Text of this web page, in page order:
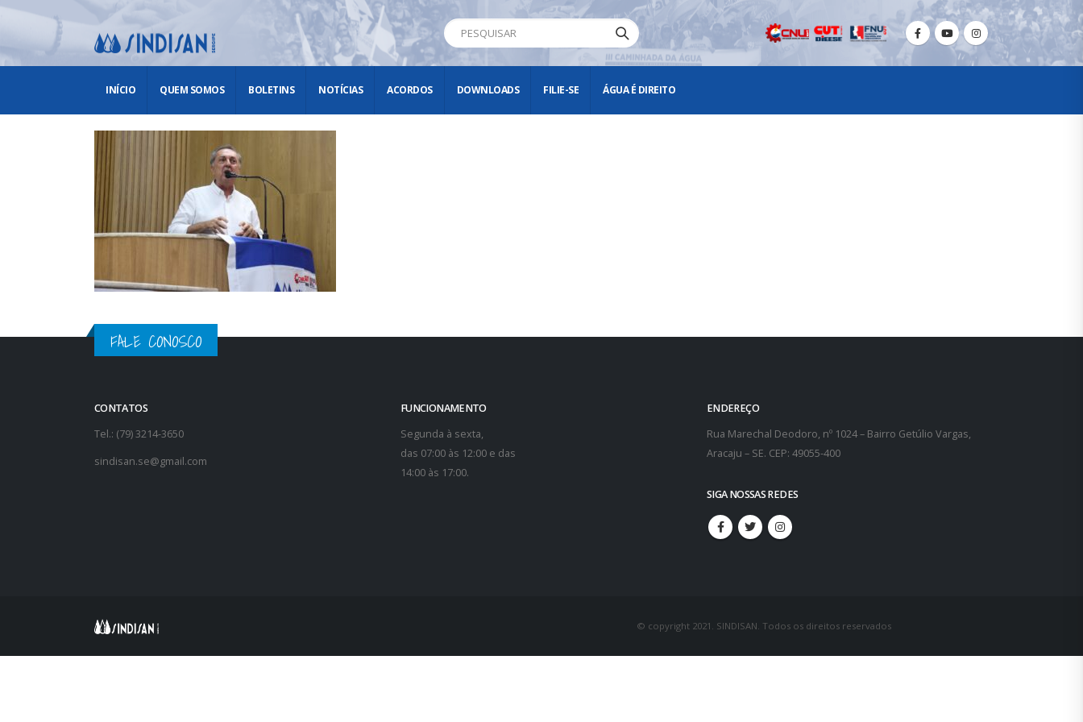
INÍCIO QUEM SOMOS BOLETINS NOTÍCIAS ACORDOS DOWNLOADS FILIE-SE ÁGUA É DIREITO
FALE CONOSCO
CONTATOS
Tel.: (79) 3214-3650
sindisan.se@gmail.com
FUNCIONAMENTO
Segunda à sexta,
das 07:00 às 12:00 e das
14:00 às 17:00.
ENDEREÇO
Rua Marechal Deodoro, nº 1024 – Bairro Getúlio Vargas,
Aracaju – SE. CEP: 49055-400
SIGA NOSSAS REDES
© copyright 2021. SINDISAN. Todos os direitos reservados